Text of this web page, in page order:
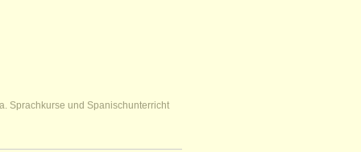
Sprachkurse und Spanischunterricht